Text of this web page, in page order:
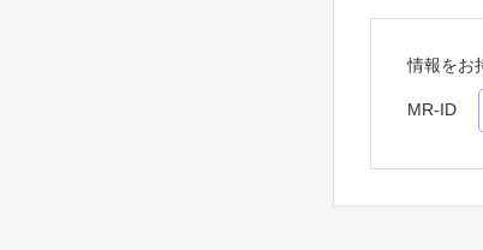
情報をお
MR-ID